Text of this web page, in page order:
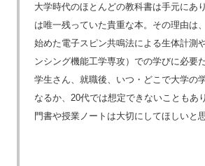
大学時代のほとんどの教科書は手元にあ
は唯一残っていた貴重な本。その理由は
始めた電子スピン共鳴法による生体計測
ンシング機能工学専攻）での学びに必要
学生さん、就職後、いつ・どこで大学の
なるか、20代では想定できないこともあ
門書や授業ノートは大切にしてほしいと